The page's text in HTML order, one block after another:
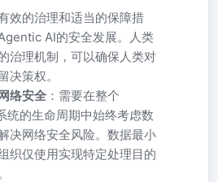
效的治理和适当的保障措
AI的安全发展。人类
治理机制，可以确保人类对
决策权。
络安全 ：需要在整个
统的生命周期中始终考虑数
决网络安全风险。数据最小
织仅使用实现特定处理目的